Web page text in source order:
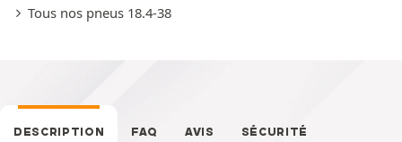
Tous nos pneus 18.4-38
DESCRIPTION FAQ AVIS SÉCURITÉ